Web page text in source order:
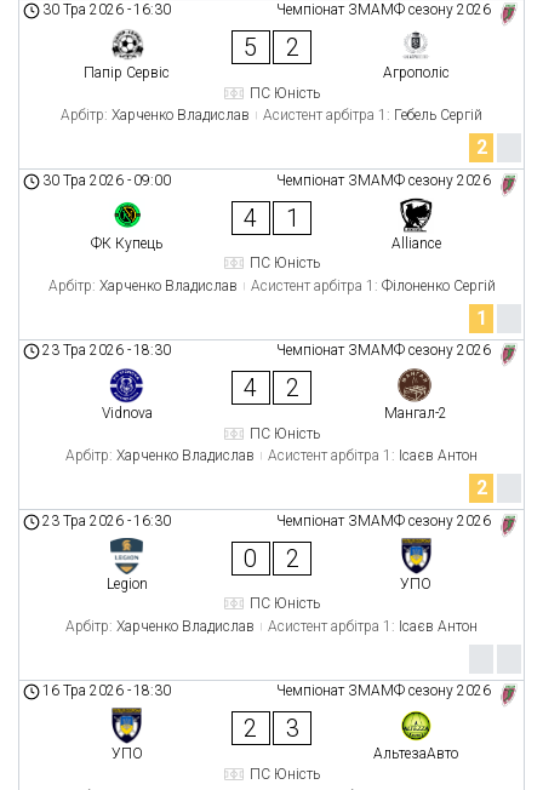
Чемпіонат ЗМАМФ сезону 2026
30 Тра 2026 -16:30
Папір Сервіс
5 2
Агрополіс
ПС Юність
Арбітр: Харченко Владислав Асистент арбітра 1: Гебель Сергій
2
Чемпіонат ЗМАМФ сезону 2026
30 Тра 2026 - 09:00
ФК Купець
4 1
Alliance
ПС Юність
Арбітр: Харченко Владислав Асистент арбітра 1: Філоненко Сергій
1
Чемпіонат ЗМАМФ сезону 2026
23 Тра 2026 -18:30
Vidnova
4 2
Мангал-2
ПС Юність
Арбітр: Харченко Владислав Асистент арбітра 1: Ісаєв Антон
2
Чемпіонат ЗМАМФ сезону 2026
23 Тра 2026 -16:30
Legion
0 2
УПО
ПС Юність
Арбітр: Харченко Владислав Асистент арбітра 1: Ісаєв Антон
Чемпіонат ЗМАМФ сезону 2026
16 Тра 2026 -18:30
УПО
2 3
АльтезаАвто
ПС Юність